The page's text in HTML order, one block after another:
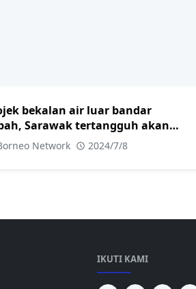
bekalan air luar bandar
Sarawak tertangguh akan
Fadillah
Network 2024/7/8
IKUTI KAMI